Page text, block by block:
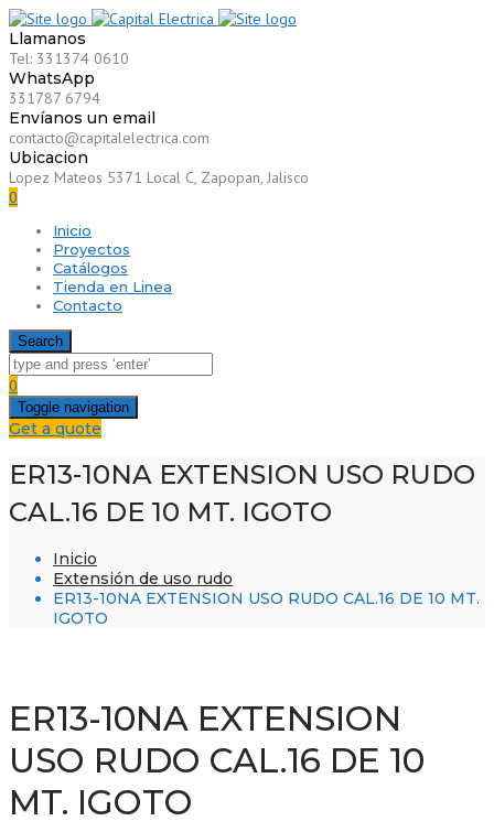
Llamanos
Tel: 331374 0610
WhatsApp
331787 6794
Envíanos un email
contacto@capitalelectrica.com
Ubicacion
Lopez Mateos 5371 Local C, Zapopan, Jalisco
0
Inicio
Proyectos
Catálogos
Tienda en Linea
Contacto
Search
0
Toggle navigation
Get a quote
ER13-10NA EXTENSION USO RUDO
CAL.16 DE 10 MT. IGOTO
Inicio
Extensión de uso rudo
ER13-10NA EXTENSION USO RUDO CAL.16 DE 10 MT.
IGOTO
ER13-10NA EXTENSION
USO RUDO CAL.16 DE 10
MT. IGOTO